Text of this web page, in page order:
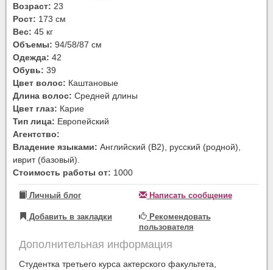
Возраст: 23
Рост: 173 см
Вес: 45 кг
Объемы: 94/58/87 см
Одежда: 42
Обувь: 39
Цвет волос: Каштановые
Длина волос: Средней длины
Цвет глаз: Карие
Тип лица: Европейский
Агентство:
Владение языками: Английский (B2), русский (родной),
иврит (базовый).
Стоимость работы от: 1000
Личный блог Написать сообщение
Добавить в закладки
Рекомендовать
пользователя
Дополнительная информация
Студентка третьего курса актерского факультета,